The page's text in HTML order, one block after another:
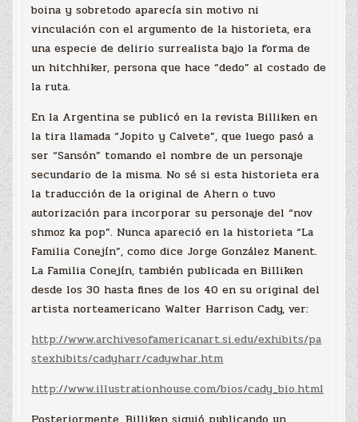
boina y sobretodo aparecía sin motivo ni
vinculación con el argumento de la historieta, era
una especie de delirio surrealista bajo la forma de
un hitchhiker, persona que hace “dedo” al costado de
la ruta.
En la Argentina se publicó en la revista Billiken en
la tira llamada “Jopito y Calvete”, que luego pasó a
ser “Sansón” tomando el nombre de un personaje
secundario de la misma. No sé si esta historieta era
la traducción de la original de Ahern o tuvo
autorización para incorporar su personaje del “nov
shmoz ka pop”. Nunca apareció en la historieta “La
Familia Conejín”, como dice Jorge González Manent.
La Familia Conejín, también publicada en Billiken
desde los 30 hasta fines de los 40 en su original del
artista norteamericano Walter Harrison Cady, ver:
http://www.archivesofamericanart.si.edu/exhibits/pa
stexhibits/cadyharr/cadywhar.htm
http://www.illustrationhouse.com/bios/cady_bio.html